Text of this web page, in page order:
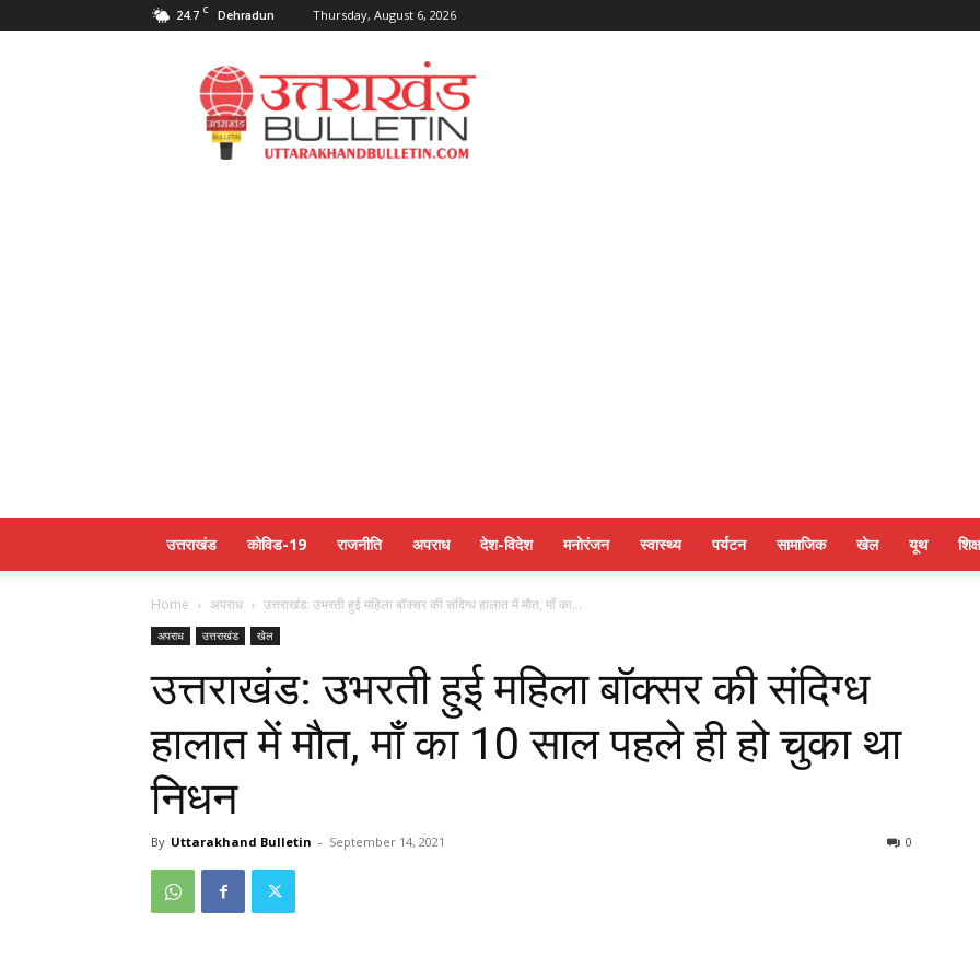
24.7 C Dehradun Thursday, August 6, 2026
Uttarakahnd
Bulletin
उत्तराखंड कोविड-19 राजनीति अपराध देश-विदेश मनोरंजन स्वास्थ्य पर्यटन सामाजिक खेल यूथ
Home अपराध उत्तराखंड: उभरती हुई महिला बॉक्सर की संदिग्ध हालात में मौत, माँ का...
अपराध उत्तराखंड खेल
उत्तराखंड: उभरती हुई महिला बॉक्सर की संदिग्ध
हालात में मौत, माँ का 10 साल पहले ही हो चुका था
निधन
By Uttarakhand Bulletin - September 14, 2021 0